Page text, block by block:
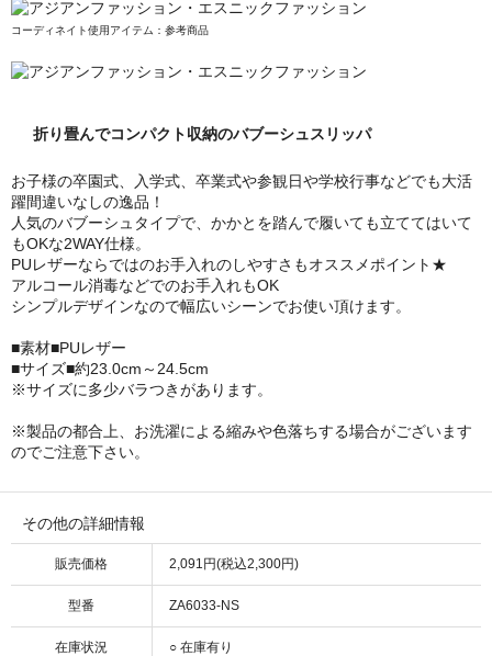
コーディネイト使用アイテム：参考商品
折り畳んでコンパクト収納のバブーシュスリッパ
お子様の卒園式、入学式、卒業式や参観日や学校行事などでも大活
躍間違いなしの逸品！
人気のバブーシュタイプで、かかとを踏んで履いても立ててはいて
もOKな2WAY仕様。
PUレザーならではのお手入れのしやすさもオススメポイント★
アルコール消毒などでのお手入れもOK
シンプルデザインなので幅広いシーンでお使い頂けます。
■素材■PUレザー
■サイズ■約23.0cm～24.5cm
※サイズに多少バラつきがあります。
※製品の都合上、お洗濯による縮みや色落ちする場合がございます
のでご注意下さい。
その他の詳細情報
販売価格 2,091円(税込2,300円)
型番 ZA6033-NS
在庫状況 ○ 在庫有り